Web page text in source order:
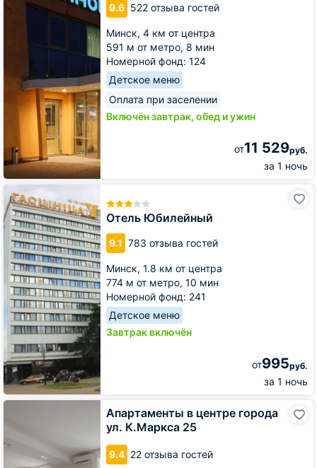
9.6 522 отзыва гостей
Минск, 4 км от центра
591 м от метро, 8 мин
Номерной фонд: 124
Детское меню
Оплата при заселении
Включён завтрак, обед и ужин
от11 529руб.
за 1 ночь
Отель Юбилейный
9.1 783 отзыва гостей
Минск, 1.8 км от центра
774 м от метро, 10 мин
Номерной фонд: 241
Детское меню
Завтрак включён
от995руб.
за 1 ночь
Юбилейный
Апартаменты в центре города
ул. К.Маркса 25
9.4 22 отзыва гостей
Апартаменты
города